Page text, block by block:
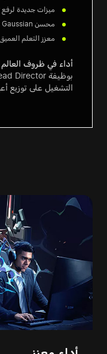
ميزات جديدة لرفع
محسن Intel® Gaussian وNeural Accelerator 3.5
معزز التعلم العميق Intel® Deep Learning Boost DP4A
أداء في ظروف
التشغيل على توزيع